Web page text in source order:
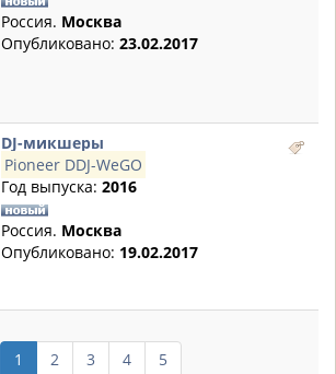
Россия. Москва
Опубликовано: 23.02.2017
DJ-микшеры
Pioneer DDJ-WeGO
Год выпуска: 2016
Россия. Москва
Опубликовано: 19.02.2017
1 2 3 4 5